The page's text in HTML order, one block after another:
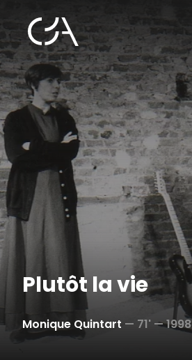
Plutôt la vie
Monique Quintart — 71' —1998